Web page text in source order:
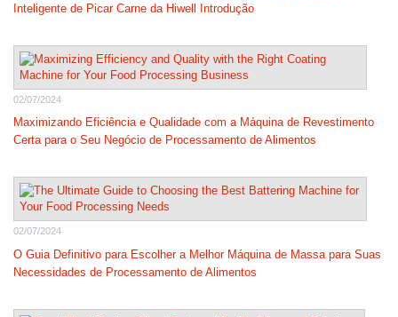
Inteligente de Picar Carne da Hiwell Introdução
02/07/2024
Maximizando Eficiência e Qualidade com a Máquina de Revestimento
Certa para o Seu Negócio de Processamento de Alimentos
02/07/2024
O Guia Definitivo para Escolher a Melhor Máquina de Massa para Suas
Necessidades de Processamento de Alimentos